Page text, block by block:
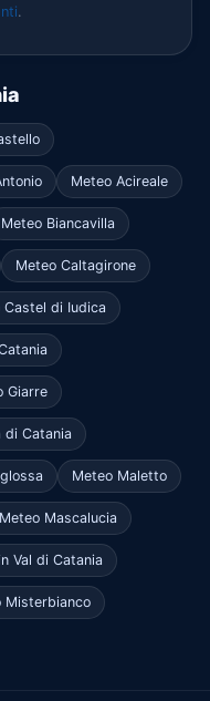
.
Meteo Acireale
Meteo Biancavilla
Meteo Caltagirone
Castel di Iudica
Giarre
di Catania
Meteo Maletto
Meteo Mascalucia
Val di Catania
Misterbianco